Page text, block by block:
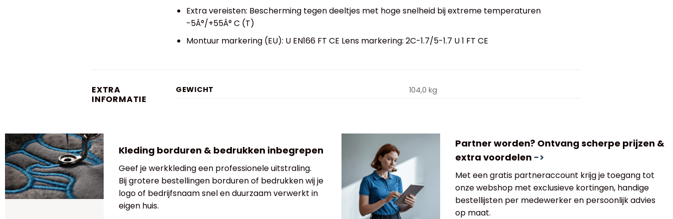
Extra vereisten: Bescherming tegen deeltjes met hoge snelheid bij extreme temperaturen
-5Â°/+55Â° C (T)
Montuur markering (EU): U EN166 FT CE Lens markering: 2C-1.7/5-1.7 U 1 FT CE
EXTRA
INFORMATIE
GEWICHT 104,0 kg
Kleding borduren & bedrukken inbegrepen
Geef je werkkleding een professionele uitstraling.
Bij grotere bestellingen borduren of bedrukken wij je
logo of bedrijfsnaam snel en duurzaam verwerkt in
eigen huis.
Partner worden? Ontvang scherpe prijzen &
extra voordelen ->
Met een gratis partneraccount krijg je toegang tot
onze webshop met exclusieve kortingen, handige
bestellijsten per medewerker en persoonlijk advies
op maat.